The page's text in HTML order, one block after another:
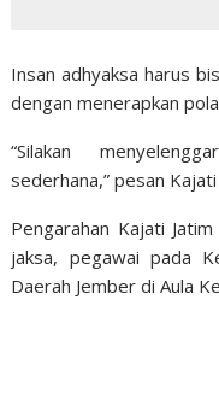
Insan adhyaksa harus
dengan menerapkan
“Silakan
sederhana,” pesan
Pengarahan Kajati
jaksa, pegawai pada
Daerah Jember di Aula